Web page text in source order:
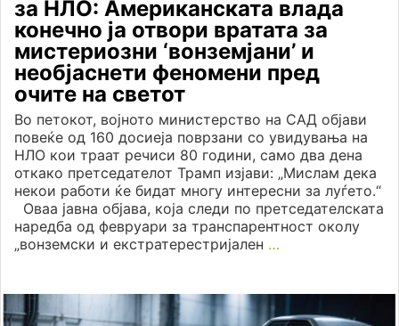
за НЛО: Американската влада
конечно ја отвори вратата за
мистериозни ‘вонземјани’ и
необјаснети феномени пред
очите на светот
Во петокот, војното министерство на САД објави
повеќе од 160 досиеја поврзани со увидувања на
НЛО кои траат речиси 80 години, само два дена
откако претседателот Трамп изјави: „Мислам дека
некои работи ќе бидат многу интересни за луѓето.“
Оваа јавна објава, која следи по претседателската
наредба од февруари за транспарентност околу
„вонземски и екстратерестријален …